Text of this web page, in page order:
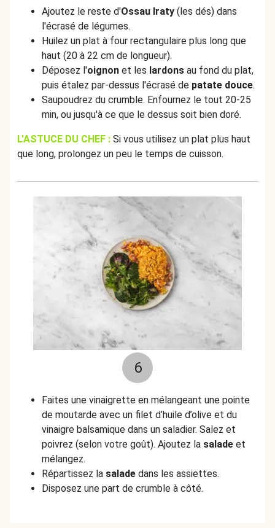
Ajoutez le reste d'Ossau Iraty (les dés) dans
l'écrasé de légumes.
Huilez un plat à four rectangulaire plus long que
haut (20 à 22 cm de longueur).
Déposez l'oignon et les lardons au fond du plat,
puis étalez par-dessus l'écrasé de patate douce.
Saupoudrez du crumble. Enfournez le tout 20-25
min, ou jusqu'à ce que le dessus soit bien doré.
L'ASTUCE DU CHEF : Si vous utilisez un plat plus haut
que long, prolongez un peu le temps de cuisson.
6
Faites une vinaigrette en mélangeant une pointe
de moutarde avec un filet d’huile d’olive et du
vinaigre balsamique dans un saladier. Salez et
poivrez (selon votre goût). Ajoutez la salade et
mélangez.
Répartissez la salade dans les assiettes.
Disposez une part de crumble à côté.